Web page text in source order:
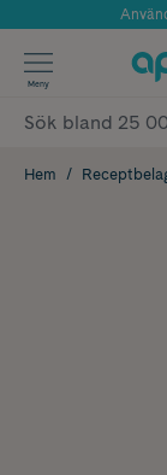
Meny
Hem